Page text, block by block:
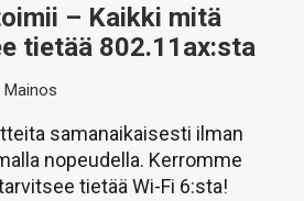
– Kaikki mitä
tietää 802.11ax:sta
Mainos
samanaikaisesti ilman
nopeudella. Kerromme
tietää Wi-Fi 6:sta!